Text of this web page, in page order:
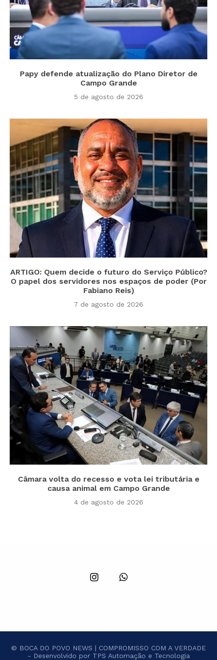
Papy defende atualização do Plano Diretor de
Campo Grande
5 de agosto de 2026
ARTIGO: Quem decide o futuro do Serviço Público?
O papel dos servidores nos espaços de poder (Por
Fabiano Reis)
7 de agosto de 2026
Câmara volta do recesso e vota lei tributária e
causa animal em Campo Grande
4 de agosto de 2026
© BOCA DO POVO NEWS | COMPROMISSO COM A VERDADE
- Desenvolvido por TPS Automação e Tecnologia